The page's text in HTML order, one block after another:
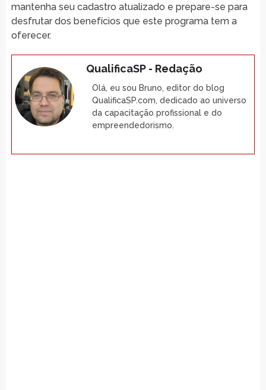
mantenha seu cadastro atualizado e prepare-se para
desfrutar dos benefícios que este programa tem a
oferecer.
QualificaSP - Redação
Olá, eu sou Bruno, editor do blog
QualificaSP.com, dedicado ao universo
da capacitação profissional e do
empreendedorismo.